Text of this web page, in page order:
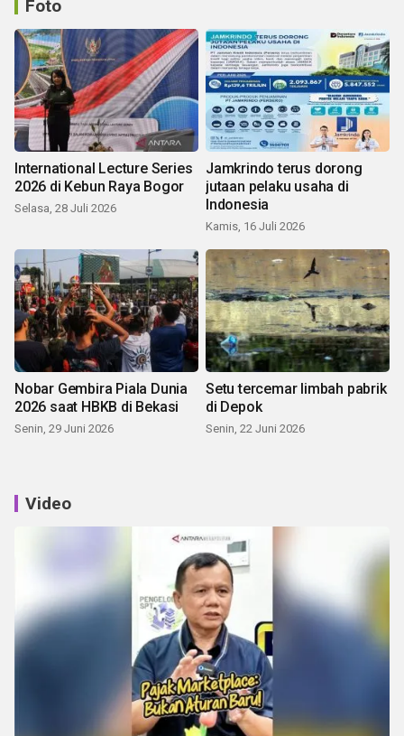
Foto
International Lecture Series
2026 di Kebun Raya Bogor
Selasa, 28 Juli 2026
Jamkrindo terus dorong
jutaan pelaku usaha di
Indonesia
Kamis, 16 Juli 2026
Nobar Gembira Piala Dunia
2026 saat HBKB di Bekasi
Senin, 29 Juni 2026
Setu tercemar limbah pabrik
di Depok
Senin, 22 Juni 2026
Video